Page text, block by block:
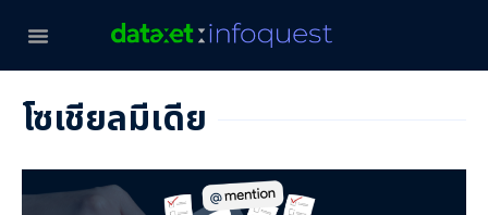
โซเชียลมีเดีย